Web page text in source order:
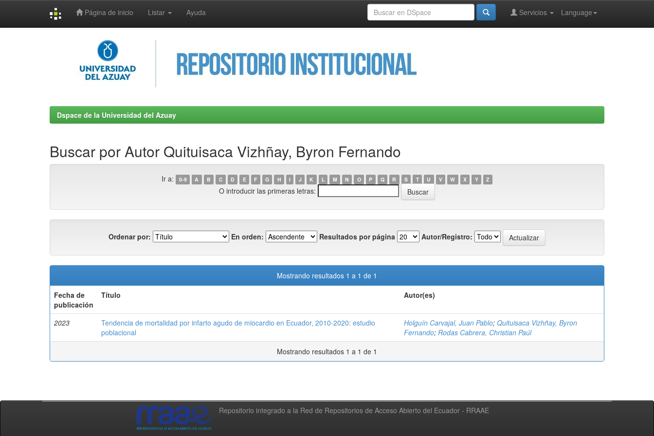
Página de inicio Listar Ayuda Language
Servicios
Dspace de la Universidad del Azuay
Buscar por Autor Quituisaca Vizhñay, Byron Fernando
Ir a: 0-9 A B C D E F G H I J K L M N O P Q R S T U V W X Y Z
O introducir las primeras letras:
Ordenar por: En orden: Resultados por página Autor/Registro:
Mostrando resultados 1 a 1 de 1
Fecha de
publicación
Título Autor(es)
2023
Tendencia de mortalidad por infarto agudo de miocardio en Ecuador, 2010-2020: estudio
poblacional
Holguín Carvajal, Juan Pablo; Quituisaca Vizhñay, Byron
Fernando; Rodas Cabrera, Christian Paúl
Mostrando resultados 1 a 1 de 1
Repositorio integrado a la Red de Repositorios de Acceso Abierto del Ecuador - RRAAE